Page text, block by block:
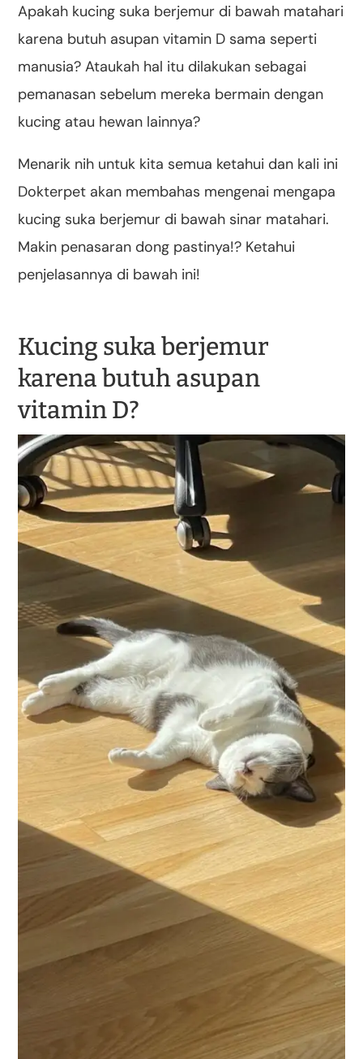
Apakah kucing suka berjemur di bawah matahari
karena butuh asupan vitamin D sama seperti
manusia? Ataukah hal itu dilakukan sebagai
pemanasan sebelum mereka bermain dengan
kucing atau hewan lainnya?
Menarik nih untuk kita semua ketahui dan kali ini
Dokterpet akan membahas mengenai mengapa
kucing suka berjemur di bawah sinar matahari.
Makin penasaran dong pastinya!? Ketahui
penjelasannya di bawah ini!
Kucing suka berjemur
karena butuh asupan
vitamin D?